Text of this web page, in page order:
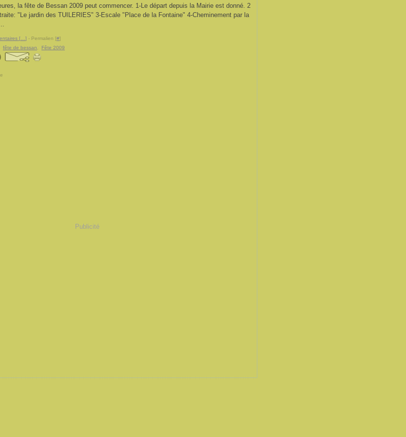
la fête de Bessan 2009 peut commencer. 1-Le départ depuis la Mairie est donné. 2
"Le jardin des TUILERIES" 3-Escale "Place de la Fontaine" 4-Cheminement par la
[ ] - Permalien [#]
fête de bessan Fête 2009
Publicité